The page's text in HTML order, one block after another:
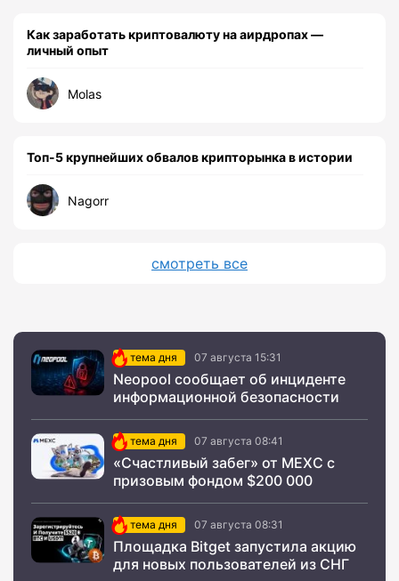
Как заработать криптовалюту на аирдропах —
личный опыт
Molas
Топ-5 крупнейших обвалов крипторынка в истории
Nagorr
смотреть все
тема дня 07 августа 15:31
Neopool сообщает об инциденте
информационной безопасности
тема дня 07 августа 08:41
«Счастливый забег» от MEXC с
призовым фондом $200 000
тема дня 07 августа 08:31
Площадка Bitget запустила акцию
для новых пользователей из СНГ